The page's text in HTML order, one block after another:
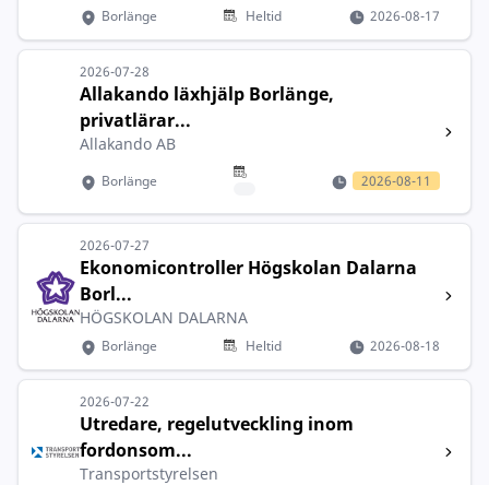
Borlänge Heltid 2026-08-17
2026-07-28
Allakando läxhjälp Borlänge,
privatlärar...
Allakando AB
Borlänge 2026-08-11
2026-07-27
Ekonomicontroller Högskolan Dalarna
Borl...
HÖGSKOLAN DALARNA
Borlänge Heltid 2026-08-18
2026-07-22
Utredare, regelutveckling inom
fordonsom...
Transportstyrelsen